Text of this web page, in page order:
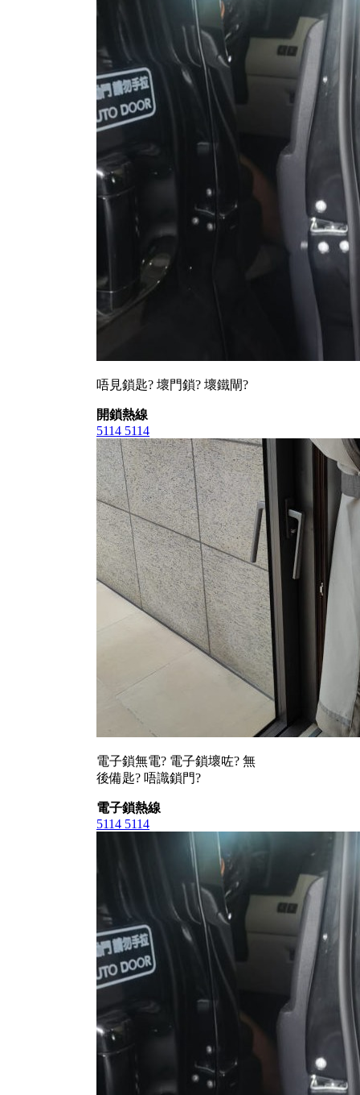
唔見鎖匙? 壞門鎖? 壞鐵閘?
開鎖熱線
5114 5114
電子鎖無電? 電子鎖壞咗? 無
後備匙? 唔識鎖門?
電子鎖熱線
5114 5114